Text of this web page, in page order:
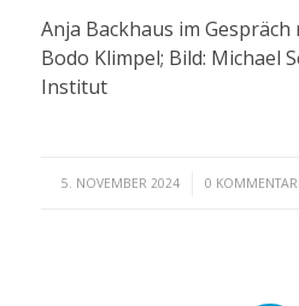
Anja Backhaus im
Bodo Klimpel; Bild: Michael
Institut
5. NOVEMBER 2024
/ 0 /